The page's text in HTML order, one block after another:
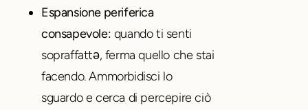
Espansione periferica
consapevole: quando ti senti
sopraffattǝ, ferma quello che stai
facendo. Ammorbidisci lo
sguardo e cerca di percepire ciò